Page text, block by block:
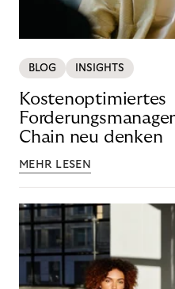
BLOG INSIGHTS
Kostenoptimiertes
Chain neu denken
MEHR LESEN